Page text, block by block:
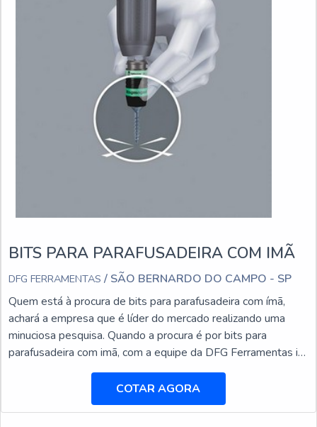
BITS PARA PARAFUSADEIRA COM IMÃ
DFG FERRAMENTAS / SÃO BERNARDO DO CAMPO - SP
Quem está à procura de bits para parafusadeira com ímã,
achará a empresa que é líder do mercado realizando uma
minuciosa pesquisa. Quando a procura é por bits para
parafusadeira com imã, com a equipe da DFG Ferramentas irá
encontrar excelente custo-benefício com pagamento
acessível.MAIS DETALHES SOBRE BITS PARA
PARAFUSADEIRA COM ÍMÃA DFG Ferramentas canaliza
COTAR AGORA